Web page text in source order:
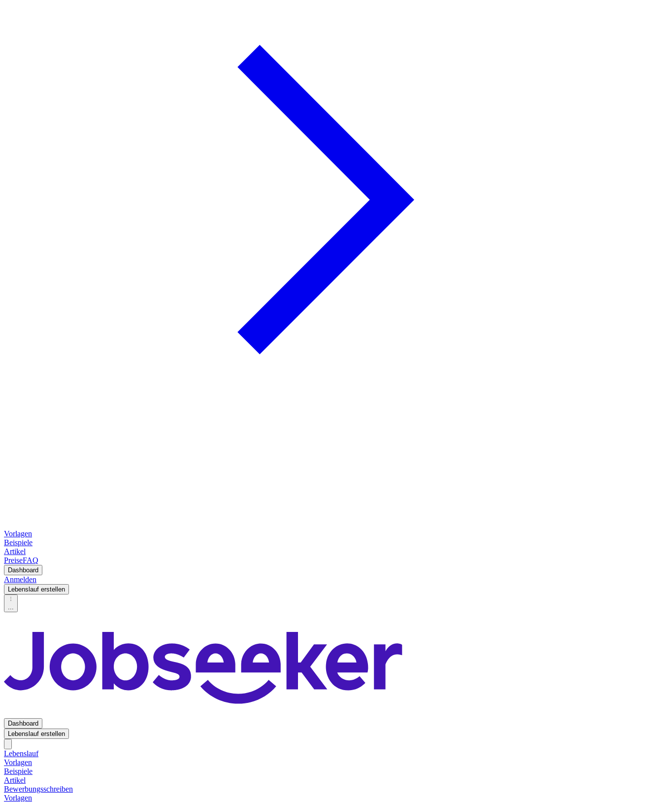
Vorlagen
Beispiele
Artikel
PreiseFAQ
Dashboard
Anmelden
Lebenslauf erstellen
...
Dashboard
Lebenslauf erstellen
Lebenslauf
Vorlagen
Beispiele
Artikel
Bewerbungsschreiben
Vorlagen